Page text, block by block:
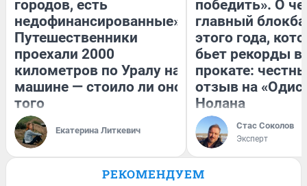
городов, есть
недофинансированные».
Путешественники
проехали 2000
километров по Уралу на
машине — стоило ли оно
того
Екатерина Литкевич
победить». О
главный
этого года,
бьет рекорды в
прокате:
отзыв на
Нолана
Стас Соколов
Эксперт
РЕКОМЕНДУЕМ